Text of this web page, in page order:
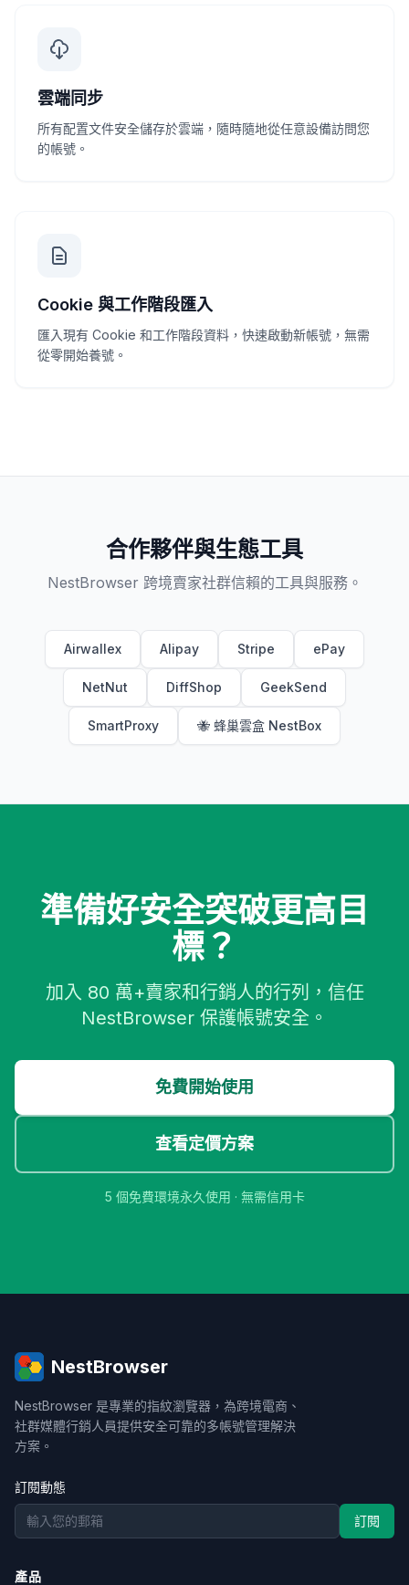
雲端同步
所有配置文件安全儲存於雲端，隨時隨地從任意設備訪問您
的帳號。
Cookie 與工作階段匯入
匯入現有 Cookie 和工作階段資料，快速啟動新帳號，無需
從零開始養號。
合作夥伴與生態工具
NestBrowser 跨境賣家社群信賴的工具與服務。
Airwallex Alipay Stripe ePay
NetNut DiffShop GeekSend
SmartProxy 🐝 蜂巢雲盒 NestBox
準備好安全突破更高目
標？
加入 80 萬+賣家和行銷人的行列，信任
NestBrowser 保護帳號安全。
免費開始使用
查看定價方案
5 個免費環境永久使用 · 無需信用卡
NestBrowser
NestBrowser 是專業的指紋瀏覽器，為跨境電商、
社群媒體行銷人員提供安全可靠的多帳號管理解決
方案。
訂閱動態
訂閱
產品